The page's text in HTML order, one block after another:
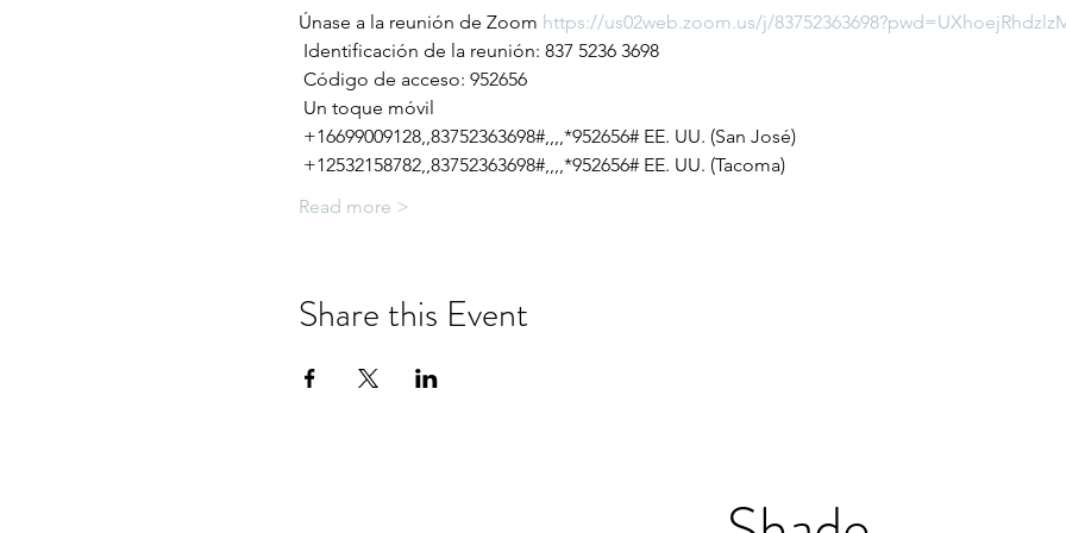
Únase a la reunión de Zoom https://us02web.zoom.us/j/
Identificación de la reunión: 837 5236 3698
Código de acceso: 952656
Un toque móvil
+16699009128,,83752363698#,,,,*952656# EE. UU. (San José)
+12532158782,,83752363698#,,,,*952656# EE. UU. (Tacoma)
Read more >
Share this Event